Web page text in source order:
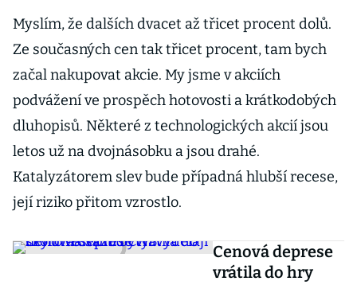
Myslím, že dalších dvacet až třicet procent dolů.
Ze současných cen tak třicet procent, tam bych
začal nakupovat akcie. My jsme v akciích
podvážení ve prospěch hotovosti a krátkodobých
dluhopisů. Některé z technologických akcií jsou
letos už na dvojnásobku a jsou drahé.
Katalyzátorem slev bude případná hlubší recese,
její riziko přitom vzrostlo.
Cenová deprese
vrátila do hry